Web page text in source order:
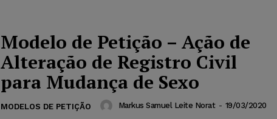
Modelo de Petição – Ação de
Alteração de Registro Civil
para Mudança de Sexo
MODELOS DE PETIÇÃO Markus Samuel Leite Norat - 19/03/2020